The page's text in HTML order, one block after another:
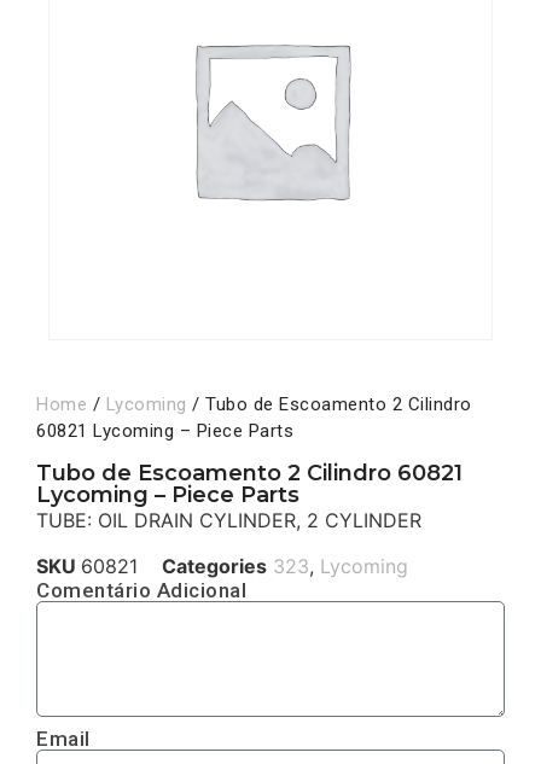
Home / Lycoming / Tubo de Escoamento 2 Cilindro
60821 Lycoming – Piece Parts
Tubo de Escoamento 2 Cilindro 60821
Lycoming – Piece Parts
TUBE: OIL DRAIN CYLINDER, 2 CYLINDER
SKU 60821 Categories 323, Lycoming
Comentário Adicional
Email